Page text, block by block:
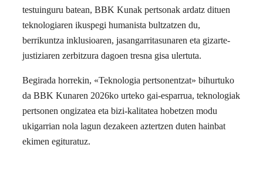
testuinguru batean, BBK Kunak pertsonak ardatz dituen
teknologiaren ikuspegi humanista bultzatzen du,
berrikuntza inklusioaren, jasangarritasunaren eta gizarte-
justiziaren zerbitzura dagoen tresna gisa ulertuta.
Begirada horrekin, «Teknologia pertsonentzat» bihurtuko
da BBK Kunaren 2026ko urteko gai-esparrua, teknologiak
pertsonen ongizatea eta bizi-kalitatea hobetzen modu
ukigarrian nola lagun dezakeen aztertzen duten hainbat
ekimen egituratuz.